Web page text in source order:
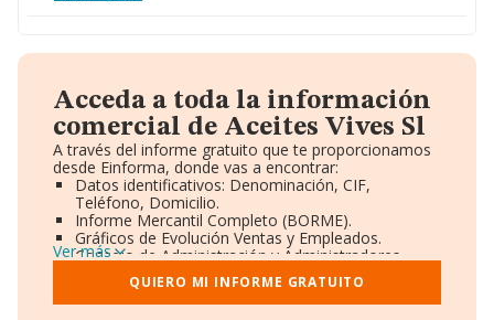
Acceda a toda la información
comercial de Aceites Vives Sl
A través del informe gratuito que te proporcionamos
desde Einforma, donde vas a encontrar:
Datos identificativos: Denominación, CIF,
Teléfono, Domicilio.
Informe Mercantil Completo (BORME).
Gráficos de Evolución Ventas y Empleados.
Consejo de Administración y Administradores.
Directivos y Ejecutivos.
Accionistas.
Participaciones y Vinculaciones en otras empresas.
Ver más
QUIERO MI INFORME GRATUITO